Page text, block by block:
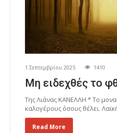
1 Σεπτεμβρίου 2025 1410
Μη ειδεχθές το
Της Λιάνας ΚΑΝΕΛΛΗ * Το
καλογέρους όσους θέλει.
Read More